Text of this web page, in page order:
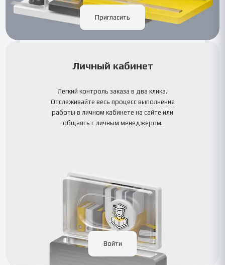
Пригласить
Личный кабинет
Легкий контроль заказа в два клика.
Отслеживайте весь процесс выполнения
работы в личном кабинете на сайте или
общаясь с личным менеджером.
Войти